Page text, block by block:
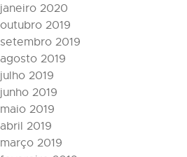
janeiro 2020
outubro 2019
setembro 2019
agosto 2019
julho 2019
junho 2019
maio 2019
abril 2019
março 2019